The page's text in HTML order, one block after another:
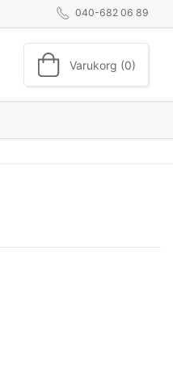
040-682 06 89
Varukorg (0)